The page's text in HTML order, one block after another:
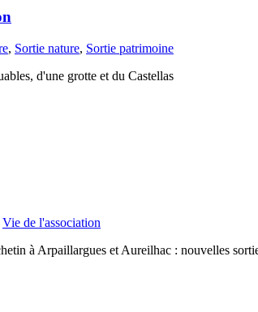
, Sortie nature, Sortie patrimoine
d'une grotte et du Castellas
Vie de l'association
à Arpaillargues et Aureilhac : nouvelles